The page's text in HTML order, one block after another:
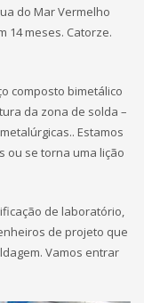
do Mar Vermelho
14 meses. Catorze.
composto bimetálico
da zona de solda –
Estamos
ou se torna uma lição
de laboratório,
de projeto que
Vamos entrar